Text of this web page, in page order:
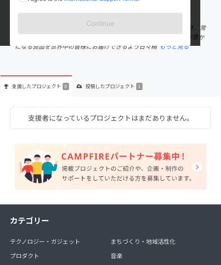
Continue
在住国：香港
出身国：香港
弊社は2021年設立され、海外製品のインキュベーション企業です。常
に驚きと感動のお声をいただいたオリジナル商品を揃え、暮らしが豊か
になる良品を世界中の皆様にお届けできるよう日々精 もっと見る
支援したプロジェクト 0 投稿したプロジェクト 1
支援者になっているプロジェクトはまだありません。
カテゴリー
テクノロジー・ガジェット
プロダクト
まちづくり・地域活性化
音楽